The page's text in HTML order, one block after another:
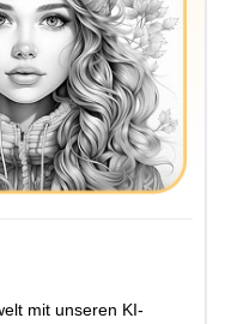
mit unseren KI-